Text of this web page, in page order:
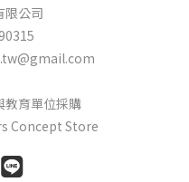
限公司
教育單位採購
Concept Store